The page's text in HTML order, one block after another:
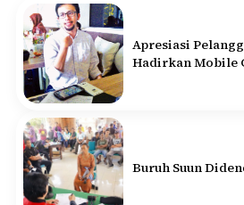
Apresiasi
Hadirkan Mobile
Buruh Suun